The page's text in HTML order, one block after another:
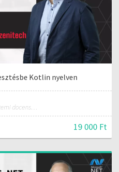
Kotlin nyelven
Oktató, a BME-VIK egyetemi docense, az AutSoft Zrt. CTO-ja
19 000 Ft